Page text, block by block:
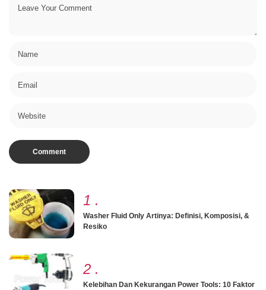
1 .
Washer Fluid Only Artinya: Definisi, Komposisi, &
Resiko
2 .
Kelebihan Dan Kekurangan Power Tools: 10 Faktor